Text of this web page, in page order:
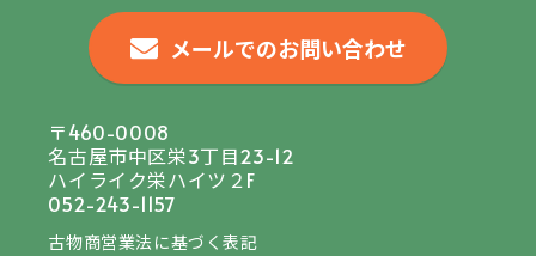
メールでのお問い合わせ
〒460-0008
名古屋市中区栄3丁目23-12
ハイライク栄ハイツ２F
052-243-1157
古物商営業法に基づく表記